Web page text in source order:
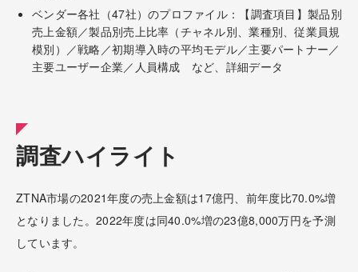
ベンダー各社（47社）のプロファイル：【調査項目】製品別
売上金額／製品別売上比率（チャネル別、業種別、従業員規
模別）／戦略／初期導入時の平均モデル／主要パートナー／
主要ユーザー企業／人員構成 など、詳細データ
調査ハイライト
ZTNA市場の2021年度の売上金額は17億円、前年度比70.0%増
となりました。2022年度は同40.0%増の23億8,000万円を予測
しています。